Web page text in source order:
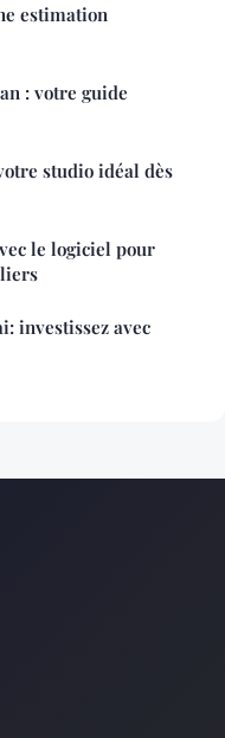
estimation
: votre guide
studio idéal dès
le logiciel pour
investissez avec